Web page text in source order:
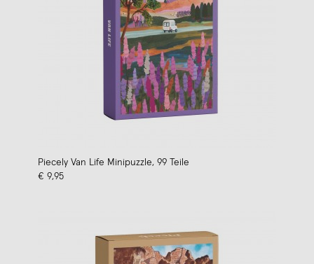
Piecely Van Life Minipuzzle, 99 Teile
€ 9,95